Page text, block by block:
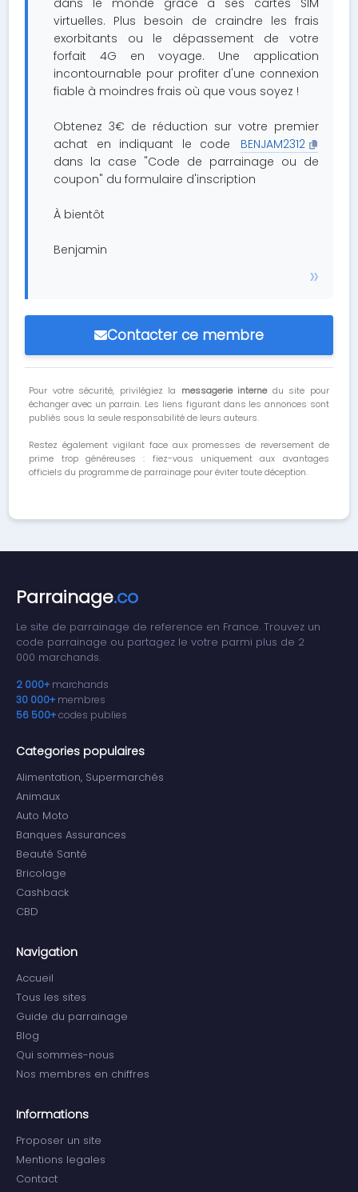
dans le monde grâce à ses cartes SIM
virtuelles. Plus besoin de craindre les frais
exorbitants ou le dépassement de votre
forfait 4G en voyage. Une application
incontournable pour profiter d'une connexion
fiable à moindres frais où que vous soyez !
Obtenez 3€ de réduction sur votre premier
achat en indiquant le code
BENJAM2312
dans la case "Code de parrainage ou de
coupon" du formulaire d'inscription
À bientôt
Benjamin
Contacter ce membre
Pour votre sécurité, privilégiez la messagerie internedu site pour
échanger avec un parrain. Les liens figurant dans les annonces sont
publiés sous la seule responsabilité de leurs auteurs.
Restez également vigilant face aux promesses de reversement de
prime trop généreuses : fiez-vous uniquement aux avantages
officiels du programme de parrainage pour éviter toute déception.
Parrainage.co
Le site de parrainage de reference en France. Trouvez un
code parrainage ou partagez le votre parmi plus de 2
000 marchands.
2 000+ marchands
30 000+ membres
56 500+codes publies
Categories populaires
Alimentation, Supermarchés
Animaux
Auto Moto
Banques Assurances
Beauté Santé
Bricolage
Cashback
CBD
Navigation
Accueil
Tous les sites
Guide du parrainage
Blog
Qui sommes-nous
Nos membres en chiffres
Informations
Proposer un site
Mentions legales
Contact